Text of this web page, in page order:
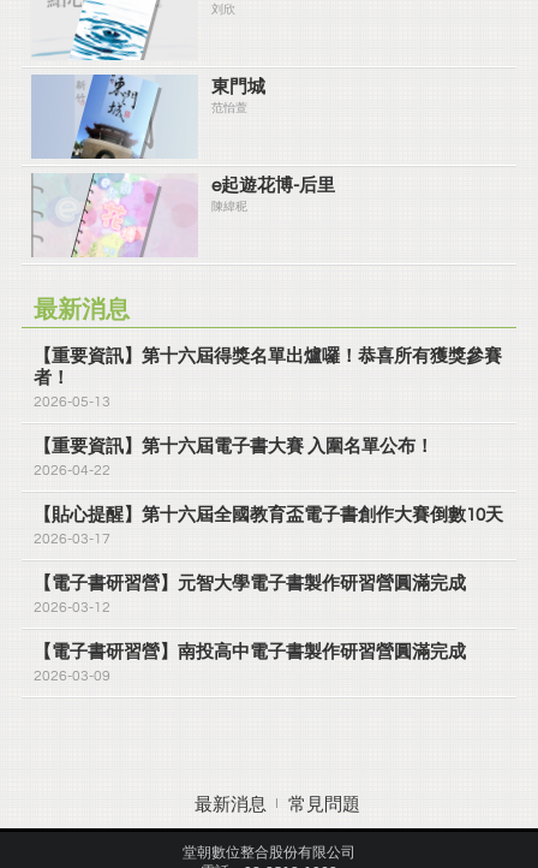
刘欣
東門城
范怡萱
e起遊花博-后里
陳緯秜
最新消息
【重要資訊】第十六屆得獎名單出爐囉！恭喜所有獲獎參賽
者！
2026-05-13
【重要資訊】第十六屆電子書大賽 入圍名單公布！
2026-04-22
【貼心提醒】第十六屆全國教育盃電子書創作大賽倒數10天
2026-03-17
【電子書研習營】元智大學電子書製作研習營圓滿完成
2026-03-12
【電子書研習營】南投高中電子書製作研習營圓滿完成
2026-03-09
最新消息 常見問題
堂朝數位整合股份有限公司